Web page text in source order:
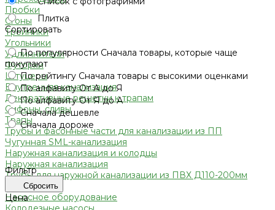
Пробки
Сгоны
Тройники
Угольники
Удлиннители
Футорки
Штуцеры
Внутренняя канализация
Декоративные решетки к трапам
Сифоны, сливы
Трапы
Трубы и фасонные части для канализации из ПП
Чугунная SML-канализация
Наружная канализация и колодцы
Наружная канализация
Трубы для наружной канализации из ПВХ Д110-200мм
(гладкие)
Насосное оборудование
Плитка
Сортировать
По популярности Сначала товары, которые чаще
покупают
По рейтингу Сначала товары с высокими оценками
По алфавитуОт А до Я
По алфавитуОт Я до А
Сначала дешевле
Сначала дороже
Фильтр
Сбросить
Цена